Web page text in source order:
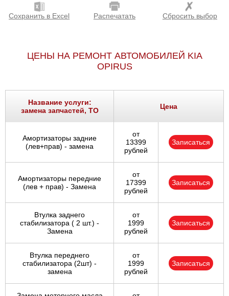
Сохранить в Excel Распечатать Сбросить выбор
ЦЕНЫ НА РЕМОНТ АВТОМОБИЛЕЙ KIA
OPIRUS
Название услуги:
замена запчастей, ТО
Цена
Амортизаторы задние
(лев+прав) - замена
от
13399
рублей
Записаться
Амортизаторы передние
(лев + прав) - Замена
от
17399
рублей
Записаться
Втулка заднего
стабилизатора ( 2 шт.) -
Замена
от
1999
рублей
Записаться
Втулка переднего
стабилизатора (2шт) -
замена
от
1999
рублей
Записаться